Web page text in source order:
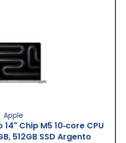
Apple
Chip M5 10‑core CPU
512GB SSD Argento